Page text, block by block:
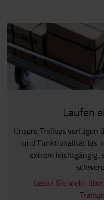
Laufen
Unsere Trolleys verfügen
und Funktionalität bis
extrem leichtgängig,
Lesen Sie mehr